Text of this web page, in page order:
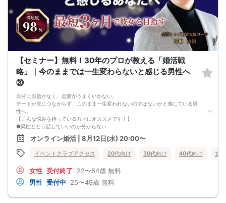
一緒に美味しいものを食べに行ったり、
映画に行ったり、旅行に行けるように、
「奥手男子専用の恋愛婚活攻略」
を用意しています！
ぜひこの先を読み進めてみてください👇
※講師の急用以外はたとえ参加人数が1人でも
その人のために必ず実施します
※はじめてセミナーに参加する方も
ビデオオフでも参加OKにしているので
安心してください
【セミナー】無料！30年のプロが教える「婚活戦
略」｜今のままでは一生変わらないと感じる男性へ
⑳
自分に自信がなく、恋愛がうまくいかない。
デートが次につながらず、このまま一生変われないのではないかと感じている男
性へ。
【こんな悩みを持っている方々にオススメです！】
●異性とどう話していいのか分からない
●婚活パーティー、合コンで上手くいかない
●デートやお見合いが２回目につながらない
●今のままでは一生変わらない気がする
●異性から断られると、自分の人格を否定されている気分になる
最短3ヶ月で彼女ができる可能性を高め、1年以内の結婚を目指すための
恋愛・婚活の具体的な方法をお伝えします。
【婚活戦略セミナーで得られるメリットは！】
オンライン婚活 | 8月12日(水) 20:00〜
イベントクラブアクセス 20代向け 30代向け 40代向け 女
女性 受付終了 22〜54歳 無料
男性 受付中 25〜49歳 無料